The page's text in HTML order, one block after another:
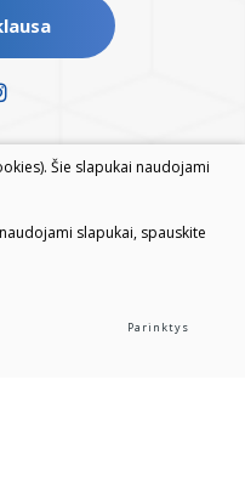
Šie slapukai naudojami
slapukai, spauskite
Parinktys